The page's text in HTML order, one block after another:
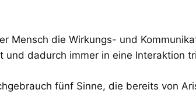
Mensch die Wirkungs- und
dadurch immer in eine Interaktion
fünf Sinne, die bereits von